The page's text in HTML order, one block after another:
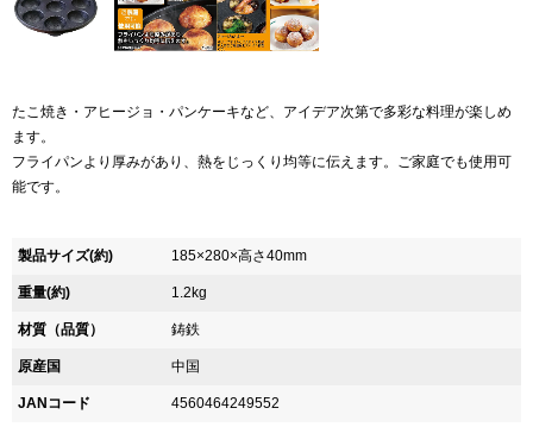
たこ焼き・アヒージョ・パンケーキなど、アイデア次第で多彩な料理が楽しめ
ます。
フライパンより厚みがあり、熱をじっくり均等に伝えます。ご家庭でも使用可
能です。
製品サイズ(約) 185×280×高さ40mm
重量(約) 1.2kg
材質（品質） 鋳鉄
原産国 中国
JANコード 4560464249552